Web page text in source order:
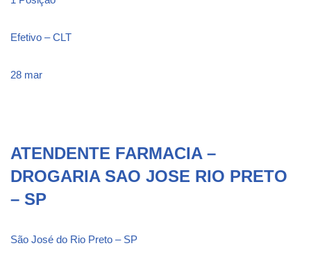
Efetivo – CLT
28 mar
ATENDENTE FARMACIA –
DROGARIA SAO JOSE RIO PRETO
– SP
São José do Rio Preto – SP